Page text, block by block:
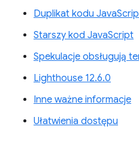
Duplikat kodu
Starszy kod JavaScript
Spekulacje obsługują
Lighthouse 12.6.0
Inne ważne informacje
Ułatwienia dostępu